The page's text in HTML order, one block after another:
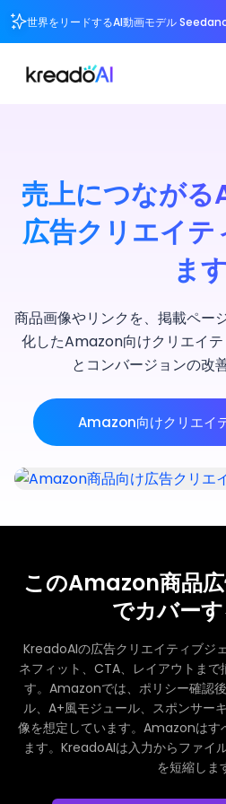
世界をリードするAI動画モデル
売上につなが
広告クリエイテ
ま
商品画像やリンクを、掲載ペー
化したAmazon向けクリエイ
とコンバージョンの改
Amazon向けクリエイ
このAmazon商品
でカバー
KreadoAIの広告クリエイティブジ
ネフィット、CTA、レイアウトまで
す。Amazonでは、ポリシー確認
ル、A+風モジュール、スポンサー
像を想定しています。Amazonはす
ます。KreadoAIは入力からファイ
を短縮しま